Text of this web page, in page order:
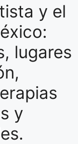
y el
lugares
y